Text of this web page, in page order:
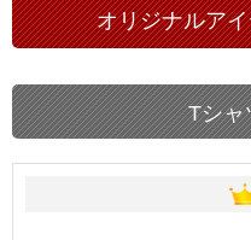
オリジナルア
Tシャ